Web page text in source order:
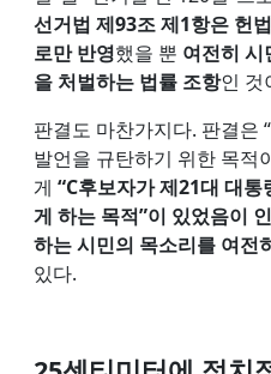
선거법 제93조 제1항은 헌
로만 반영했을 뿐 여전히 시
을 처벌하는 법률 조항인 것
판결도 마찬가지다. 판결은
발언을 규탄하기 위한 목적
게 “C후보자가 제21대 대
게 하는 목적”이 있었음이
하는 시민의 목소리를 여전
있다.